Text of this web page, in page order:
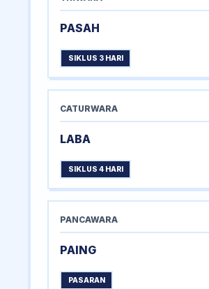
PASAH
SIKLUS 3 HARI
CATURWARA
LABA
SIKLUS 4 HARI
PANCAWARA
PAING
PASARAN